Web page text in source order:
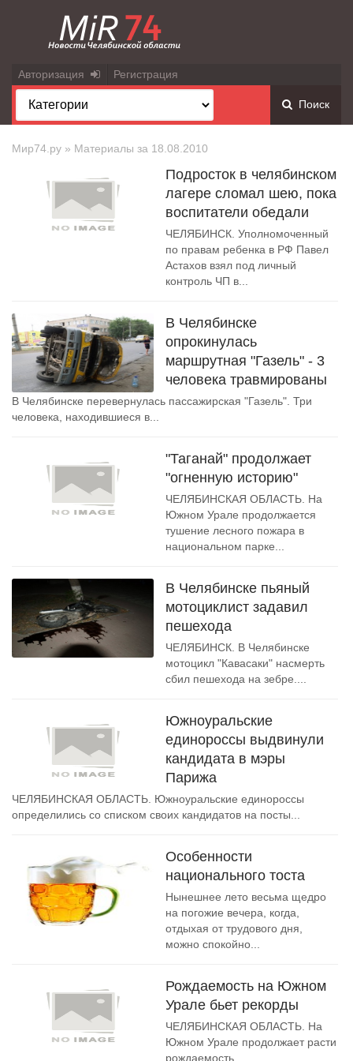
Авторизация Регистрация
Поиск
Мир74.ру » Материалы за 18.08.2010
Подросток в челябинском
лагере сломал шею, пока
воспитатели обедали
ЧЕЛЯБИНСК. Уполномоченный
по правам ребенка в РФ Павел
Астахов взял под личный
контроль ЧП в...
В Челябинске
опрокинулась
маршрутная "Газель" - 3
человека травмированы
В Челябинске перевернулась пассажирская "Газель". Три
человека, находившиеся в...
"Таганай" продолжает
"огненную историю"
ЧЕЛЯБИНСКАЯ ОБЛАСТЬ. На
Южном Урале продолжается
тушение лесного пожара в
национальном парке...
В Челябинске пьяный
мотоциклист задавил
пешехода
ЧЕЛЯБИНСК. В Челябинске
мотоцикл "Кавасаки" насмерть
сбил пешехода на зебре....
Южноуральские
единороссы выдвинули
кандидата в мэры
Парижа
ЧЕЛЯБИНСКАЯ ОБЛАСТЬ. Южноуральские единороссы
определились со списком своих кандидатов на посты...
Особенности
национального тоста
Нынешнее лето весьма щедро
на погожие вечера, когда,
отдыхая от трудового дня,
можно спокойно...
Рождаемость на Южном
Урале бьет рекорды
ЧЕЛЯБИНСКАЯ ОБЛАСТЬ. На
Южном Урале продолжает расти
рождаемость....